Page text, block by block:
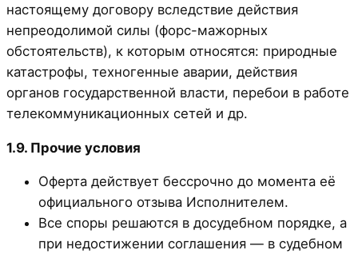
настоящему договору вследствие действия
непреодолимой силы (форс-мажорных
обстоятельств), к которым относятся: природные
катастрофы, техногенные аварии, действия
органов государственной власти, перебои в работе
телекоммуникационных сетей и др.
1.9. Прочие условия
Оферта действует бессрочно до момента её
официального отзыва Исполнителем.
Все споры решаются в досудебном порядке, а
при недостижении соглашения — в судебном